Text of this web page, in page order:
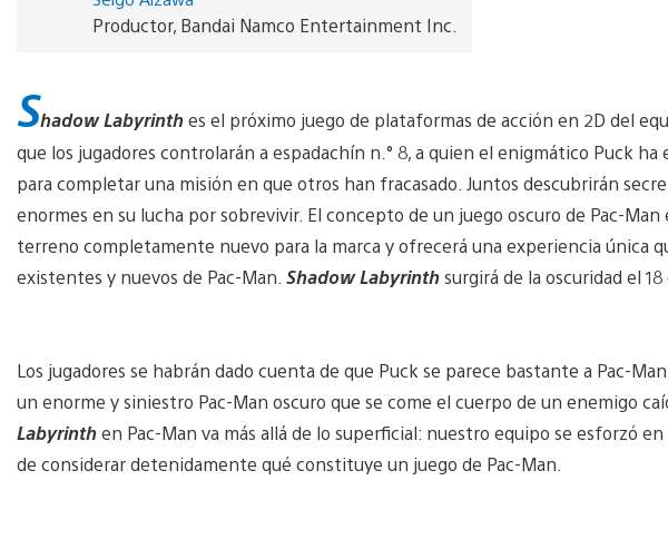
Productor, Bandai Namco Entertainment Inc.
Shadow Labyrinthes el próximo juego de plataformas de acción en 2D del
que los jugadores controlarán a espadachín n.° 8, a quien el enigmático Puck
para completar una misión en que otros han fracasado. Juntos descubrirán
enormes en su lucha por sobrevivir. El concepto de un juego oscuro de Pac-
terreno completamente nuevo para la marca y ofrecerá una experiencia única
existentes y nuevos de Pac-Man. Shadow Labyrinthsurgirá de la oscuridad el 18
Los jugadores se habrán dado cuenta de que Puck se parece bastante a Pac-
un enorme y siniestro Pac-Man oscuro que se come el cuerpo de un enemigo
Labyrinthen Pac-Man va más allá de lo superficial: nuestro equipo se esforzó
de considerar detenidamente qué constituye un juego de Pac-Man.